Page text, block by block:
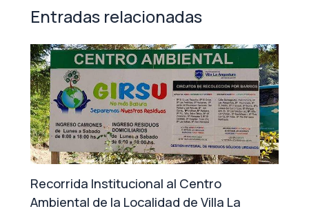
Entradas relacionadas
Recorrida Institucional al Centro
Ambiental de la Localidad de Villa La